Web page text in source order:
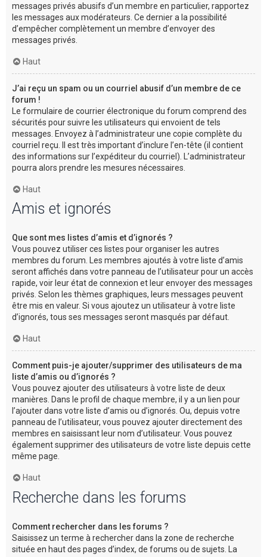
messages privés abusifs d’un membre en particulier, rapportez
les messages aux modérateurs. Ce dernier a la possibilité
d’empêcher complètement un membre d’envoyer des
messages privés.
Haut
J’ai reçu un spam ou un courriel abusif d’un membre de ce
forum !
Le formulaire de courrier électronique du forum comprend des
sécurités pour suivre les utilisateurs qui envoient de tels
messages. Envoyez à l’administrateur une copie complète du
courriel reçu. Il est très important d’inclure l’en-tête (il contient
des informations sur l’expéditeur du courriel). L’administrateur
pourra alors prendre les mesures nécessaires.
Haut
Amis et ignorés
Que sont mes listes d’amis et d’ignorés ?
Vous pouvez utiliser ces listes pour organiser les autres
membres du forum. Les membres ajoutés à votre liste d’amis
seront affichés dans votre panneau de l’utilisateur pour un accès
rapide, voir leur état de connexion et leur envoyer des messages
privés. Selon les thèmes graphiques, leurs messages peuvent
être mis en valeur. Si vous ajoutez un utilisateur à votre liste
d’ignorés, tous ses messages seront masqués par défaut.
Haut
Comment puis-je ajouter/supprimer des utilisateurs de ma
liste d’amis ou d’ignorés ?
Vous pouvez ajouter des utilisateurs à votre liste de deux
manières. Dans le profil de chaque membre, il y a un lien pour
l’ajouter dans votre liste d’amis ou d’ignorés. Ou, depuis votre
panneau de l’utilisateur, vous pouvez ajouter directement des
membres en saisissant leur nom d’utilisateur. Vous pouvez
également supprimer des utilisateurs de votre liste depuis cette
même page.
Haut
Recherche dans les forums
Comment rechercher dans les forums ?
Saisissez un terme à rechercher dans la zone de recherche
située en haut des pages d’index, de forums ou de sujets. La